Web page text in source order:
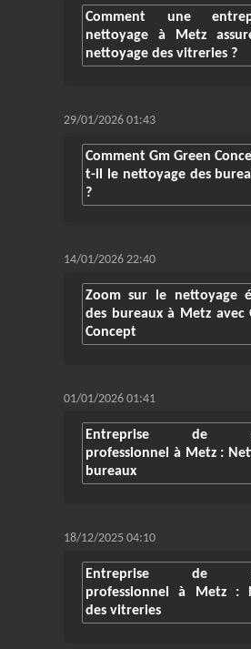
Comment une
nettoyage à Metz
nettoyage des vitreries ?
29/01/2026 01:43
Comment Gm Green
t-il le nettoyage des
?
14/01/2026 22:40
Zoom sur le nettoyage
des bureaux à Metz avec
Concept
01/01/2026 01:41
Entreprise de
professionnel à Metz :
bureaux
18/12/2025 04:10
Entreprise de
professionnel à Metz :
des vitreries